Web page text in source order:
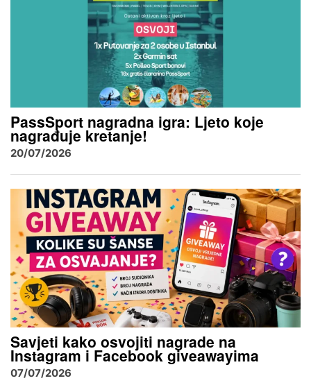
PassSport nagradna igra: Ljeto koje
nagrađuje kretanje!
20/07/2026
Savjeti kako osvojiti nagrade na
Instagram i Facebook giveawayima
07/07/2026